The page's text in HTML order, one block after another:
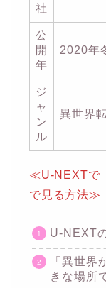
社
公
開
年
2020年
ジ
ャ
ン
ル
異世界
≪U-NEXTで
で見る方法≫
U-NEXT
「異世界
きな場所